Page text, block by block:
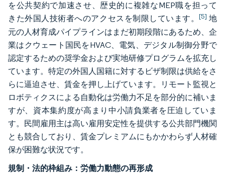
を公共契約で加速させ、歴史的に複雑なMEP職を担って
きた外国人技術者へのアクセスを制限しています。[5] 地
元の人材育成パイプラインはまだ初期段階にあるため、企
業はクウェート国民をHVAC、電気、デジタル制御分野で
認定するための奨学金および実地研修プログラムを拡充し
ています。特定の外国人国籍に対するビザ制限は供給をさ
らに逼迫させ、賃金を押し上げています。リモート監視と
ロボティクスによる自動化は労働力不足を部分的に補いま
すが、資本集約度が高まり中小請負業者を圧迫していま
す。民間雇用主は高い雇用安定性を提供する公共部門機関
とも競合しており、賃金プレミアムにもかかわらず人材確
保が困難な状況です。
規制・法的枠組み：労働力動態の再形成